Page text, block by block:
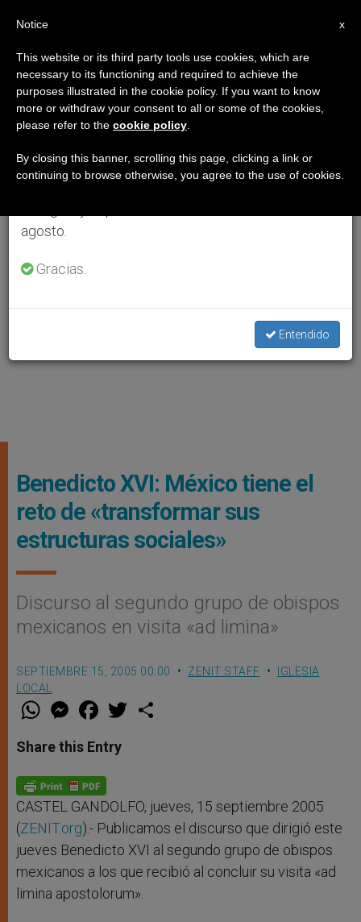
Benedicto XVI: México tiene el
reto de «transformar sus
estructuras sociales»
Discurso al segundo grupo de obispos
mexicanos en visita «ad limina»
SEPTIEMBRE 15, 2005 00:00 ZENIT STAFF
IGLESIA
LOCAL
W
t
s
p
p
M
e
s
e
g
e
r
F
a
e
b
o
k
w
Share this Entry
CASTEL GANDOLFO, jueves, 15 septiembre 2005
(ZENIT.org).- Publicamos el discurso que dirigió este
jueves Benedicto XVI al segundo grupo de obispos
mexicanos a los que recibió al concluir su visita «ad
limina apostolorum».
×
Aviso importante
Del 27 de julio al 7 de agosto haremos la pausa
anual, aprovechando que en el periodo de verano
se generan menos informaciones y también el
agosto.
Gracias.
Entendido
x
Notice
This website or its third party tools use cookies, which are
necessary to its functioning and required to achieve the
purposes illustrated in the cookie policy. If you want to know
more or withdraw your consent to all or some of the cookies,
please refer to the cookie policy
By closing this banner, scrolling this page, clicking a link or
continuing to browse otherwise, you agree to the use of cookies.